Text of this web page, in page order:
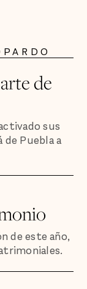
de
sus
de Puebla a
de este año,